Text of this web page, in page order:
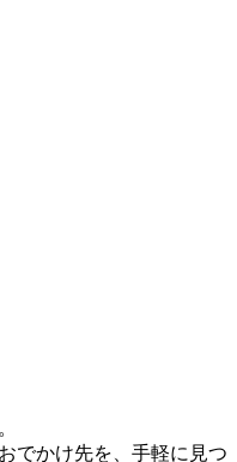
でかけ先を、手軽に見つ